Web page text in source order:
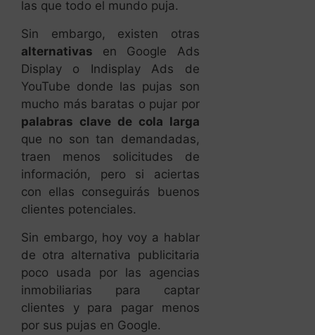
las que todo el mundo puja.
Sin embargo, existen otras
alternativas en Google Ads
Display o Indisplay Ads de
YouTube donde las pujas son
mucho más baratas o pujar por
palabras clave de cola larga
que no son tan demandadas,
traen menos solicitudes de
información, pero si aciertas
con ellas conseguirás buenos
clientes potenciales.
Sin embargo, hoy voy a hablar
de otra alternativa publicitaria
poco usada por las agencias
inmobiliarias para captar
clientes y para pagar menos
por sus pujas en Google.